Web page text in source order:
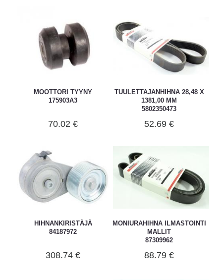
MOOTTORI TYYNY
175903A3
70.02 €
TUULETTAJANHIHNA 28,48 X
1381,00 MM
5802350473
52.69 €
HIHNANKIRISTÄJÄ
84187972
308.74 €
MONIURAHIHNA ILMASTOINTI
MALLIT
87309962
88.79 €